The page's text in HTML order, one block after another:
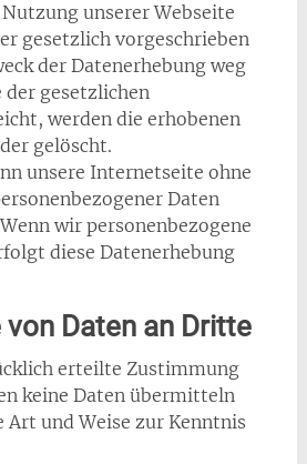
unserer Webseite
gesetzlich vorgeschrieben
der Datenerhebung weg
der gesetzlichen
werden die erhobenen
gelöscht.
unsere Internetseite ohne
Daten
wir personenbezogene
diese Datenerhebung
Daten an Dritte
erteilte Zustimmung
keine Daten übermitteln
Art und Weise zur Kenntnis